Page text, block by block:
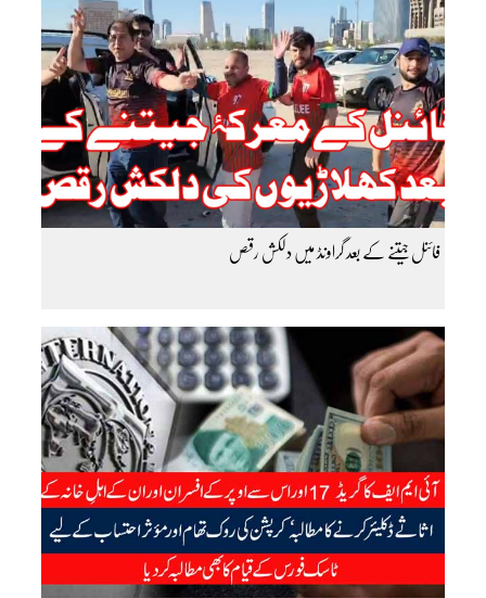
فائنل جیتنے کے بعد گراونڈ میں دلکش رقص